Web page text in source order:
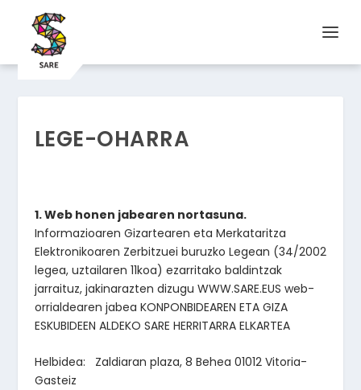
LEGE-OHARRA
1. Web honen jabearen nortasuna.
Informazioaren Gizartearen eta Merkataritza
Elektronikoaren Zerbitzuei buruzko Legean (34/2002
legea, uztailaren 11koa) ezarritako baldintzak
jarraituz, jakinarazten dizugu WWW.SARE.EUS web-
orrialdearen jabea KONPONBIDEAREN ETA GIZA
ESKUBIDEEN ALDEKO SARE HERRITARRA ELKARTEA
Helbidea: Zaldiaran plaza, 8 Behea 01012 Vitoria-
Gasteiz